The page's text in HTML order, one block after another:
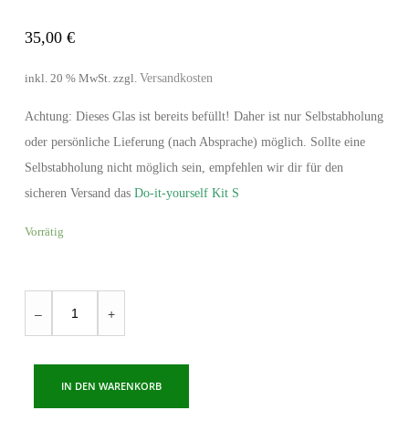
35,00 €
inkl. 20 % MwSt. zzgl. Versandkosten
Achtung: Dieses Glas ist bereits befüllt! Daher ist nur Selbstabholung
oder persönliche Lieferung (nach Absprache) möglich. Sollte eine
Selbstabholung nicht möglich sein, empfehlen wir dir für den
sicheren Versand das Do-it-yourself Kit S
Vorrätig
– +
IN DEN WARENKORB